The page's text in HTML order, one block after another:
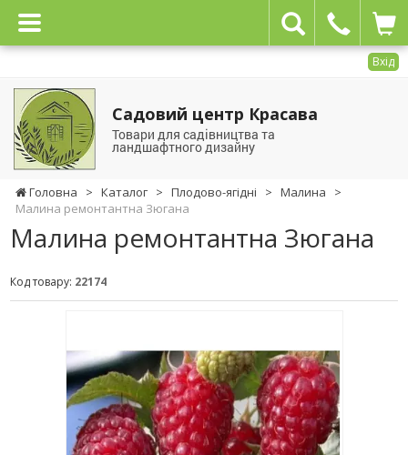
Вхід
Садовий центр Красава
Товари для садівництва та
ландшафтного дизайну
Головна > Каталог > Плодово-ягідні > Малина
>
Малина ремонтантна Зюгана
Малина ремонтантна Зюгана
Код товару: 22174